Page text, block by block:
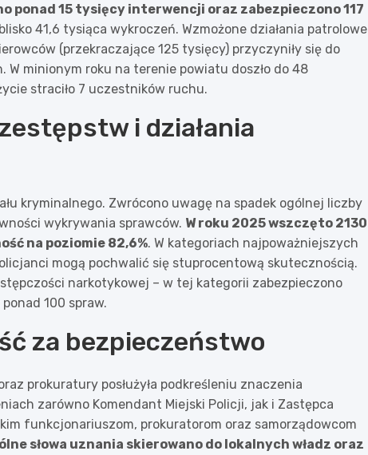
ponad 15 tysięcy interwencji oraz zabezpieczono 117
41,6 tysiąca wykroczeń. Wzmożone działania patrolowe
(przekraczające 125 tysięcy) przyczyniły się do
minionym roku na terenie powiatu doszło do 48
straciło 7 uczestników ruchu.
i działania
kryminalnego. Zwrócono uwagę na spadek ogólnej liczby
wykrywania sprawców. W roku 2025 wszczęto 2130
na poziomie 82,6%. W kategoriach najpoważniejszych
mogą pochwalić się stuprocentową skutecznością.
narkotykowej – w tej kategorii zabezpieczono
100 spraw.
za bezpieczeństwo
prokuratury posłużyła podkreśleniu znaczenia
zarówno Komendant Miejski Policji, jak i Zastępca
funkcjonariuszom, prokuratorom oraz samorządowcom
słowa uznania skierowano do lokalnych władz oraz